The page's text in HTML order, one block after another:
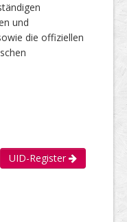
und
die offiziellen
UID-Register